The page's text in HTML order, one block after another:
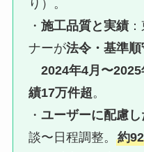
り）。
・施工品質と実績
ナーが法令・基準
2024年4月〜
績17万件超。
・ユーザーに配慮
談〜日程調整。約